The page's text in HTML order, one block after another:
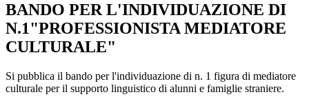
BANDO PER L'INDIVIDUAZIONE DI
N.1"PROFESSIONISTA MEDIATORE
CULTURALE"
Si pubblica il bando per l'individuazione di n. 1 figura di mediatore
culturale per il supporto linguistico di alunni e famiglie straniere.